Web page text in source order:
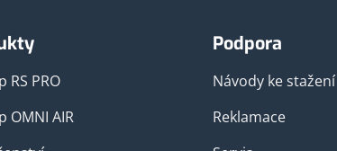
RS PRO
OMNI AIR
Podpora
Návody ke stažení
Reklamace